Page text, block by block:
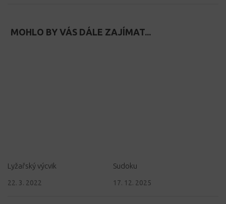
MOHLO BY VÁS DÁLE ZAJÍMAT...
Lyžařský výcvik
22. 3. 2022
Sudoku
17. 12. 2025